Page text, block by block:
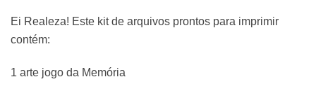
Ei Realeza! Este kit de arquivos prontos para imprimir
contém:
1 arte jogo da Memória